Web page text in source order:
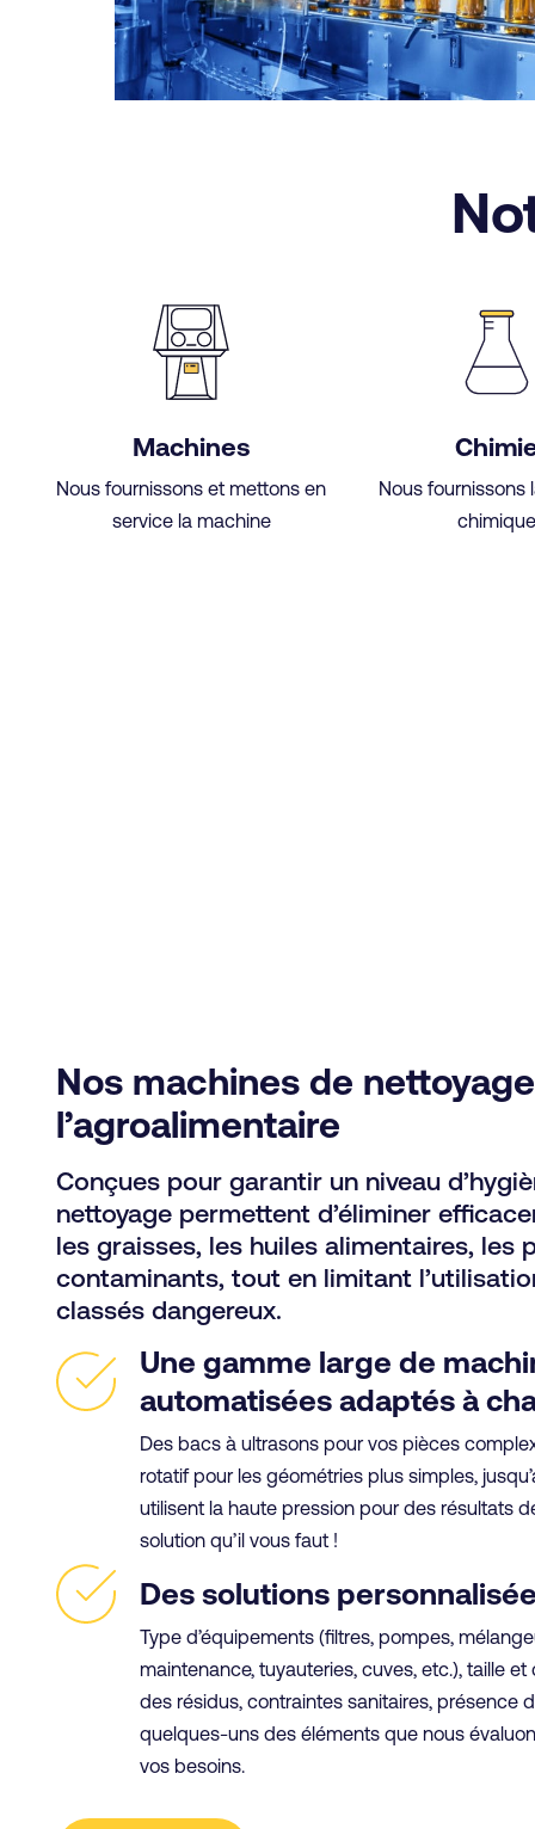
Machines
Nous fournissons et mettons en
service la machine
Nous fournissons
chimique
Nos machines de
l’agroalimentaire
Conçues pour garantir un niveau
nettoyage permettent d’éliminer
les graisses, les huiles alimentaires, les
contaminants, tout en limitant
classés dangereux.
Une gamme large de
automatisées adaptés à
Des bacs à ultrasons pour vos pièces
rotatif pour les géométries plus simples,
utilisent la haute pression pour des résultats
solution qu’il vous faut !
Des solutions
Type d’équipements (filtres, pompes,
maintenance, tuyauteries, cuves, etc.), taille
des résidus, contraintes sanitaires, présence
quelques-uns des éléments que nous
vos besoins.